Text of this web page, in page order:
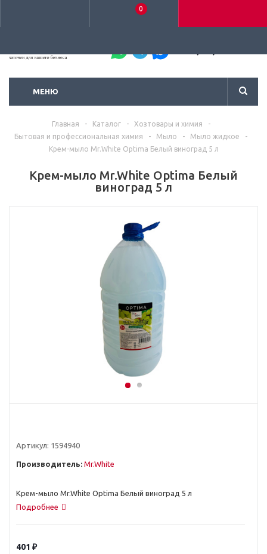
0
МЕНЮ
Главная - Каталог - Хозтовары и химия
-
Бытовая и профессиональная химия
- Мыло - Мыло жидкое
-
Крем-мыло Mr.White Optima Белый виноград 5 л
Крем-мыло Mr.White Optima Белый
виноград 5 л
Артикул: 1594940
Производитель: Mr.White
Крем-мыло Mr.White Optima Белый виноград 5 л
Подробнее
401 ₽